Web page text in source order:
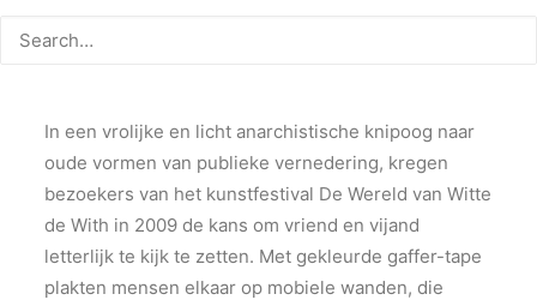
Mothership, 2010
In een vrolijke en licht anarchistische knipoog naar
oude vormen van publieke vernedering, kregen
bezoekers van het kunstfestival De Wereld van Witte
de With in 2009 de kans om vriend en vijand
letterlijk te kijk te zetten. Met gekleurde gaffer-tape
plakten mensen elkaar op mobiele wanden, die